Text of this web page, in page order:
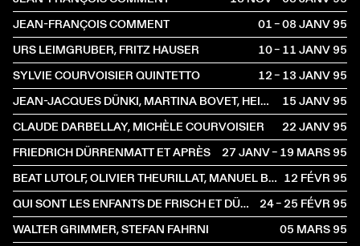
JEAN-FRANÇOIS COMMENT
01 – 08 JANV1995
URS LEIMGRUBER, FRITZ HAUSER
10 – 11 JANV1995
SYLVIE COURVOISIER QUINTETTO
12 – 13 JANV1995
JEAN-JACQUES DÜNKI, MARTINA BOVET, HEINRICH MÄTZENER, CHRISTINE THEUS, URS EGLI
15 JANV1995
CLAUDE DARBELLAY, MICHÈLE COURVOISIER
22 JANV1995
FRIEDRICH DÜRRENMATT ET APRÈS
27 JANV – 19 MARS1995
BEAT LUTOLF, OLIVIER THEURILLAT, MANUEL BÄRTSCH, RICHARD DUBUGNON 12 FÉVR1995
QUI SONT LES ENFANTS DE FRISCH ET DÜRRENMATT ?
24 – 25 FÉVR1995
WALTER GRIMMER, STEFAN FAHRNI
05 MARS1995